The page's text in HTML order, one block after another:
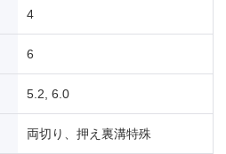
4
6
5.2, 6.0
両切り、押え裏溝特殊